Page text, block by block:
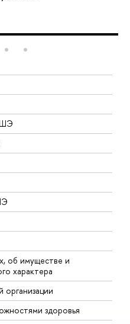
об имуществе и
характера
организации
здоровья